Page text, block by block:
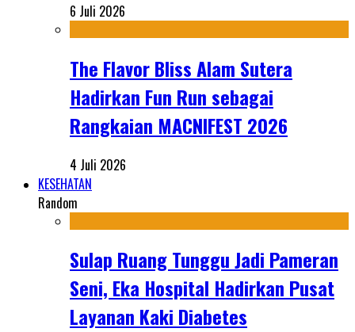
6 Juli 2026
The Flavor Bliss Alam Sutera
Hadirkan Fun Run sebagai
Rangkaian MACNIFEST 2026
4 Juli 2026
KESEHATAN
Random
Sulap Ruang Tunggu Jadi Pameran
Seni, Eka Hospital Hadirkan Pusat
Layanan Kaki Diabetes